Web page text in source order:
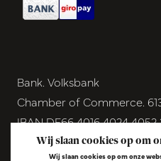
Bank. Volksbank
Chamber of Commerce.
IBAN DE66 4016 4024
BIC GENODEM1GRN
Wij slaan cookies op om
Wij slaan cookies op om onze